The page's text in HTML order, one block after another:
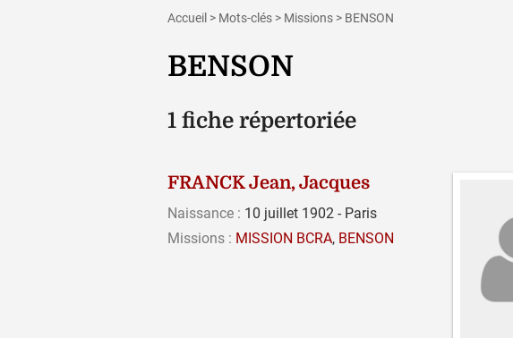
Accueil > Mots-clés > Missions > BENSON
BENSON
1 fiche répertoriée
FRANCK Jean, Jacques
Naissance : 10 juillet 1902 - Paris
Missions : MISSION BCRA, BENSON